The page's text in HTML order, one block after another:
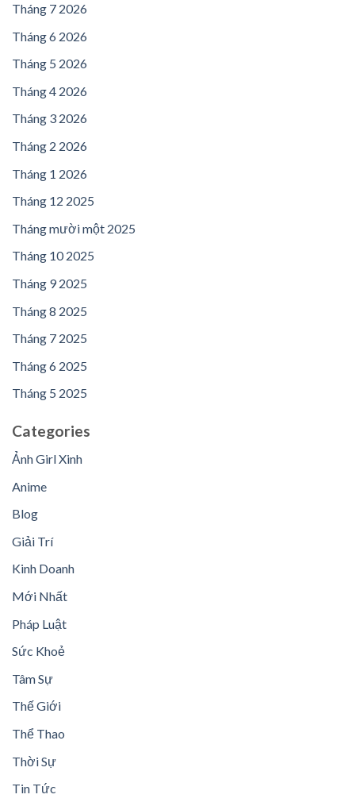
Tháng 7 2026
Tháng 6 2026
Tháng 5 2026
Tháng 4 2026
Tháng 3 2026
Tháng 2 2026
Tháng 1 2026
Tháng 12 2025
Tháng mười một 2025
Tháng 10 2025
Tháng 9 2025
Tháng 8 2025
Tháng 7 2025
Tháng 6 2025
Tháng 5 2025
Categories
Ảnh Girl Xinh
Anime
Blog
Giải Trí
Kinh Doanh
Mới Nhất
Pháp Luật
Sức Khoẻ
Tâm Sự
Thế Giới
Thể Thao
Thời Sự
Tin Tức